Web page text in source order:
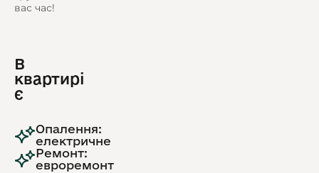
вас час!
В
квартирі
є
Опалення:
електричне
Ремонт:
евроремонт